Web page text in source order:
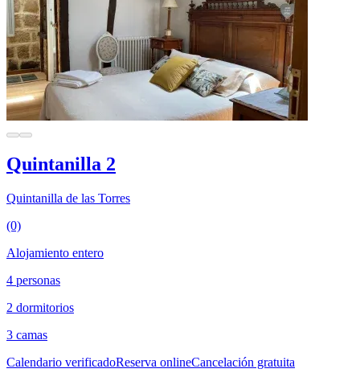
Quintanilla 2
Quintanilla de las Torres
(0)
Alojamiento entero
4 personas
2 dormitorios
3 camas
Calendario verificadoReserva onlineCancelación gratuita